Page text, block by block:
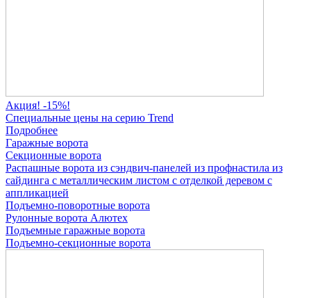
Акция! -15%!
Специальные цены на серию Trend
Подробнее
Гаражные ворота
Секционные ворота
Распашные ворота из сэндвич-панелей из профнастила из
сайдинга с металлическим листом с отделкой деревом с
аппликацией
Подъемно-поворотные ворота
Рулонные ворота Алютех
Подъемные гаражные ворота
Подъемно-секционные ворота